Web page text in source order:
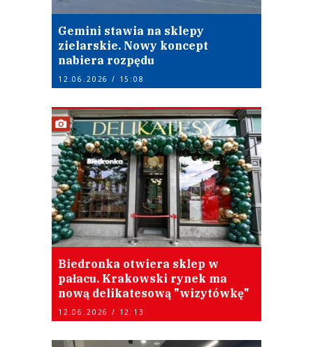
Gemini stawia na sklepy
zielarskie. Nowy koncept
nabiera rozpędu
12.06.2026 / 15:08
Biedronka otwiera sklep w
pałacu. Krakowski rynek ma
nową delikatesową "wizytówkę"
12.06.2026 / 12:13